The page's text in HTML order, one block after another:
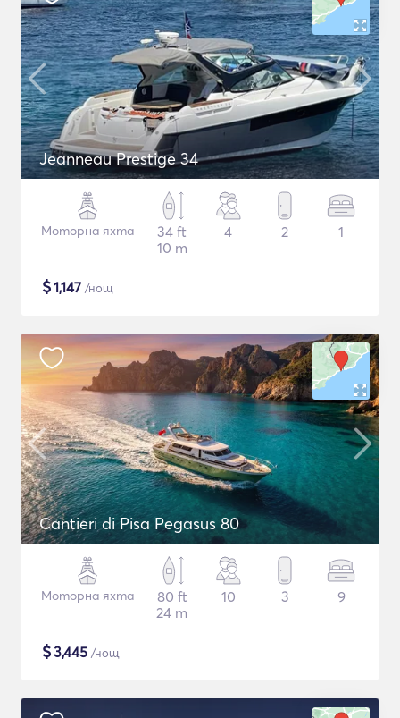
Jeanneau Prestige 34
Моторна яхта
34 ft
10 m
4 2 1
$1,147 /нощ
Cantieri di Pisa Pegasus 80
Моторна яхта
80 ft
24 m
10 3 9
$3,445 /нощ